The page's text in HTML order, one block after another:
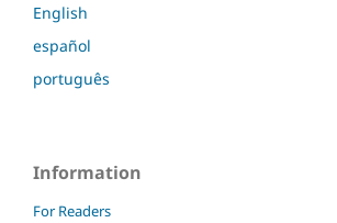
English
español
português
Information
For Readers